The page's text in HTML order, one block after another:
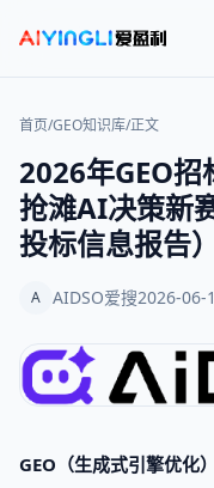
首页/GEO知识库/正文
2026年GEO
抢滩AI决策新
投标信息报告）
A AIDSO爱搜2026-06-
GEO（生成式引擎优化）